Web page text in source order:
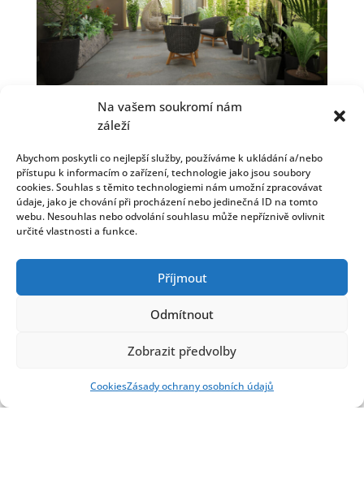
Na vašem soukromí nám
záleží
Abychom poskytli co nejlepší služby, používáme k ukládání a/nebo
přístupu k informacím o zařízení, technologie jako jsou soubory
cookies. Souhlas s těmito technologiemi nám umožní zpracovávat
údaje, jako je chování při procházení nebo jedinečná ID na tomto
webu. Nesouhlas nebo odvolání souhlasu může nepříznivě ovlivnit
určité vlastnosti a funkce.
Příjmout
Odmítnout
Zobrazit předvolby
CookiesZásady ochrany osobních údajů
DOMÁCÍ WELLNESS
PODROBNOSTI